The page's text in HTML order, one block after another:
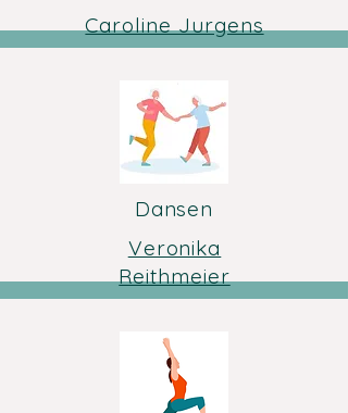
Caroline Jurgens
Dansen
Veronika
Reithmeier